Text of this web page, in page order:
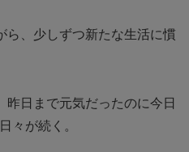
ら、少しずつ新たな生活に慣
昨日まで元気だったのに今日
々が続く。